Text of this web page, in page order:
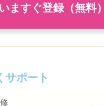
いますぐ登録（無料）
サポート